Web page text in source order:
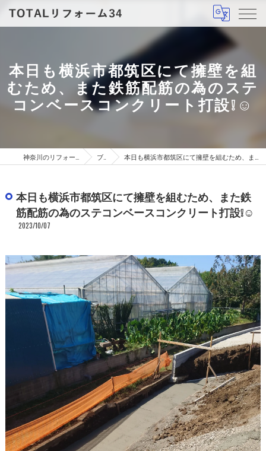
本日も横浜市都筑区にて擁壁を組
むため、また鉄筋配筋の為のステ
コンベースコンクリート打設❕☺
ブログ 本日も横浜市都筑区にて擁壁を組むため、また鉄筋配筋の為のステコンベースコンクリート打設❕☺
本日も横浜市都筑区にて擁壁を組むため、また鉄
筋配筋の為のステコンベースコンクリート打設❕☺
2023/10/07